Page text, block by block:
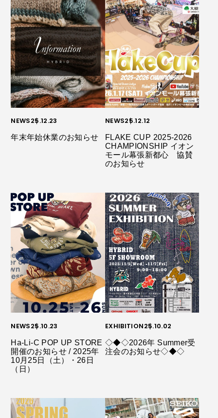
NEWS25.12.23
年末年始休業のお知らせ
NEWS25.12.12
FLAKE CUP 2025-2026
CHAMPIONSHIP イオン
モール幕張新都心 協賛
のお知らせ
NEWS25.10.23
Ha-Li-C POP UP STORE
開催のお知らせ / 2025年
10月25日（土）・26日
（日）
EXHIBITION25.10.02
◇◆◇2026年 Summer受
注会のお知らせ◇◆◇